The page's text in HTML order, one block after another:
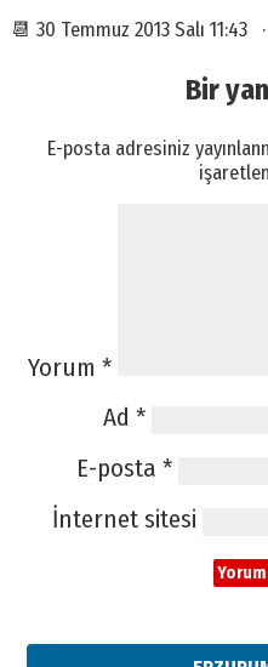
📆 30 Temmuz 2013 Salı
Bir
E-posta adresiniz
Yorum *
Ad *
E-posta *
İnternet sitesi